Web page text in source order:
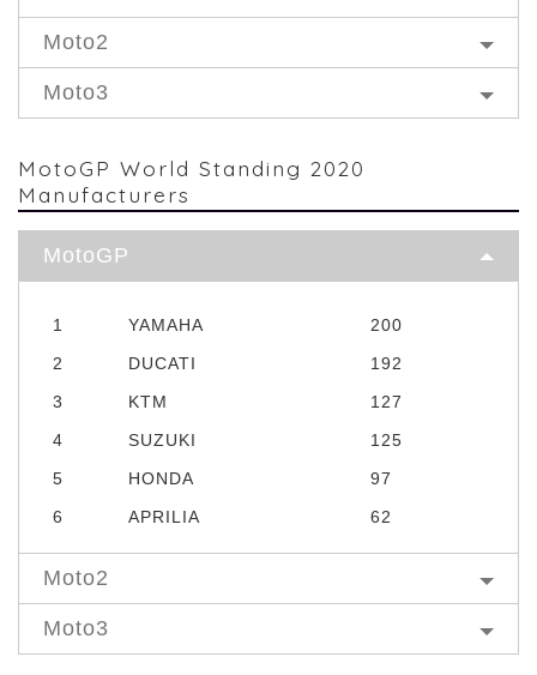
Moto2
Moto3
MotoGP World Standing 2020
Manufacturers
MotoGP
1 YAMAHA
200
2
DUCATI
192
3
KTM
127
4
SUZUKI
125
5
HONDA
97
6
APRILIA 62
Moto2
Moto3